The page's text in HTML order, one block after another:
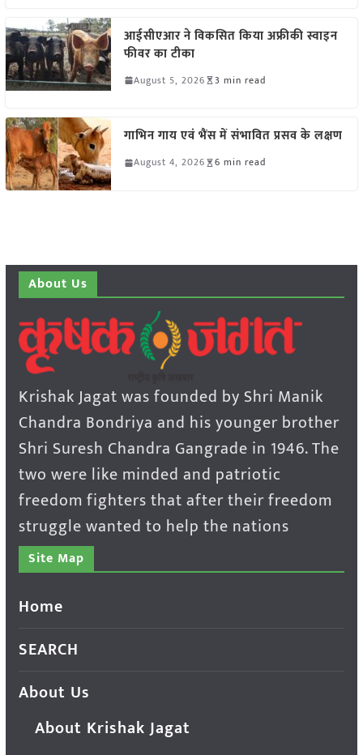
आईसीएआर ने विकसित किया अफ्रीकी स्वाइन
फीवर का टीका
August 5, 2026 3 min read
गाभिन गाय एवं भैंस में संभावित प्रसव के लक्षण
August 4, 2026 6 min read
About Us
Krishak Jagat was founded by Shri Manik
Chandra Bondriya and his younger brother
Shri Suresh Chandra Gangrade in 1946. The
two were like minded and patriotic
freedom fighters that after their freedom
struggle wanted to help the nations
Site Map
Home
SEARCH
About Us
About Krishak Jagat